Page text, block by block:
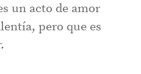
un acto de amor
pero que es